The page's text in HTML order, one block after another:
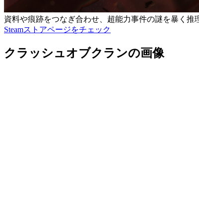
資料や痕跡をつなぎ合わせ、超能力事件の謎を暴く
Steamストアページをチェック
クラッシュオブクランの画像